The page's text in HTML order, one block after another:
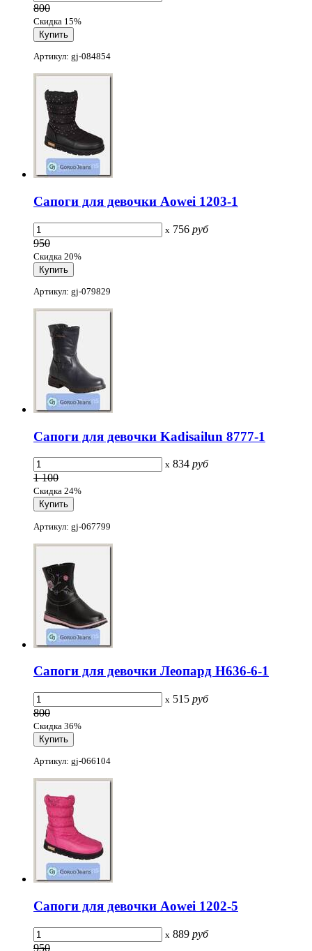
800
Скидка 15%
Артикул: gj-084854
Сапоги для девочки Aowei 1203-1
x 756 руб
950
Скидка 20%
Артикул: gj-079829
Сапоги для девочки Kadisailun 8777-1
x 834 руб
1 100
Скидка 24%
Артикул: gj-067799
Сапоги для девочки Леопард H636-6-1
x 515 руб
800
Скидка 36%
Артикул: gj-066104
Сапоги для девочки Aowei 1202-5
x 889 руб
950